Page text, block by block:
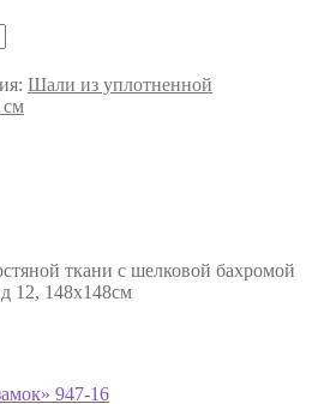
Шали из уплотненной
см
ткани с шелковой бахромой
12, 148х148см